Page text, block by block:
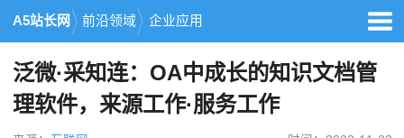
A5站长网 前沿领域 企业应用
泛微·采知连：OA中成长的知识文档管
理软件，来源工作·服务工作